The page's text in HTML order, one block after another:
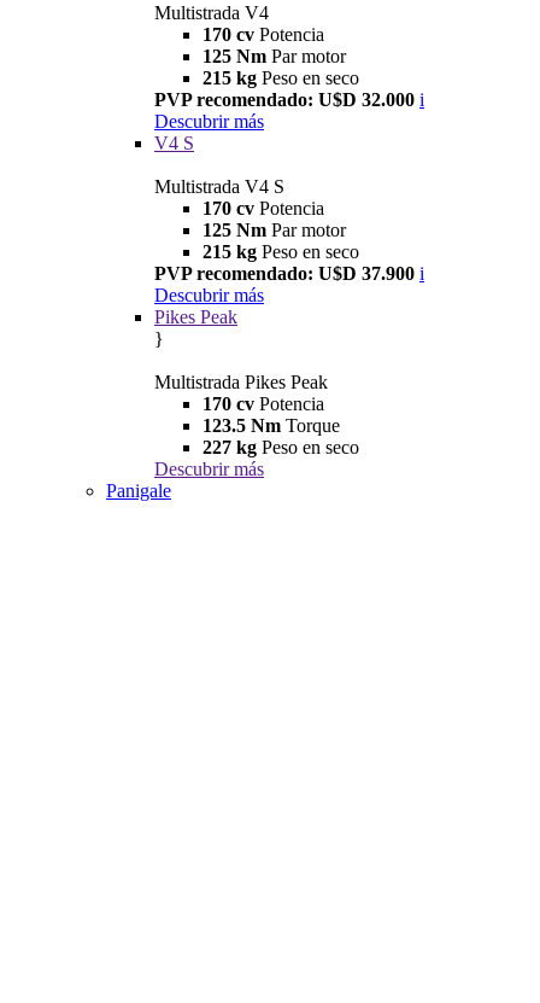
Multistrada V4
170 cv Potencia
125 Nm Par motor
215 kg Peso en seco
PVP recomendado: U$D 32.000 i
Descubrir más
V4 S
Multistrada V4 S
170 cv Potencia
125 Nm Par motor
215 kg Peso en seco
PVP recomendado: U$D 37.900 i
Descubrir más
Pikes Peak
}
Multistrada Pikes Peak
170 cv Potencia
123.5 Nm Torque
227 kg Peso en seco
Descubrir más
Panigale